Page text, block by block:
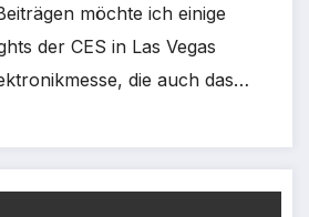
möchte ich einige
der CES in Las Vegas
die auch das…